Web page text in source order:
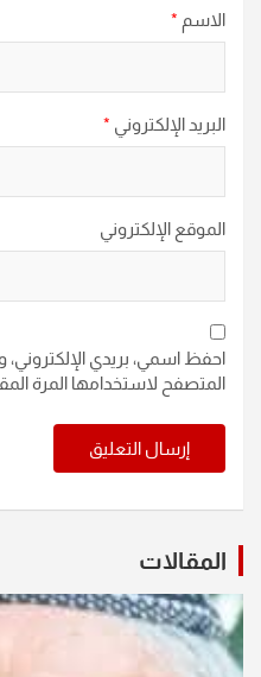
الاسم *
البريد الإلكتروني *
الموقع الإلكتروني
احفظ اسمي، بريدي الإلكتروني،
المتصفح لاستخدامها المرة
المقالات